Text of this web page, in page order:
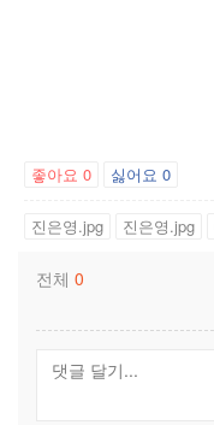
좋아요 0 싫어요 0
진은영.jpg 진은영.jpg
전체 0